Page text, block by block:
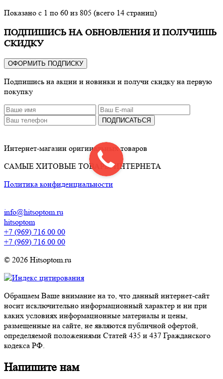
Показано с 1 по 60 из 805 (всего 14 страниц)
ПОДПИШИСЬ НА ОБНОВЛЕНИЯ И ПОЛУЧИШЬ
СКИДКУ
ОФОРМИТЬ ПОДПИСКУ
Подпишись на акции и новинки и получи скидку на первую
покупку
ПОДПИСАТЬСЯ
Интернет-магазин оригинальных товаров
САМЫЕ ХИТОВЫЕ ТОВАРЫ ИНТЕРНЕТА
Политика конфиденциальности
info@hitsoptom.ru
hitsoptom
+7 (969) 716 00 00
+7 (969) 716 00 00
© 2026 Hitsoptom.ru
Обращаем Ваше внимание на то, что данный интернет-сайт
носит исключительно информационный характер и ни при
каких условиях информационные материалы и цены,
размещенные на сайте, не являются публичной офертой,
определяемой положениями Статей 435 и 437 Гражданского
кодекса РФ.
Напишите нам